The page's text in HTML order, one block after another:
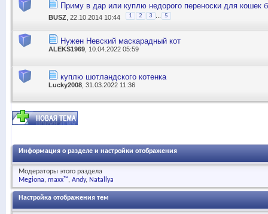
Приму в дар или куплю недорого переноски для кошек
BUSZ , 22.10.2014 10:44 1 2 3 5
Нужен Невский маскарадный кот
ALEKS1969, 10.04.2022 05:59
куплю шотландского котенка
Lucky2008 , 31.03.2022 11:36
Информация о разделе и настройки отображения
Модераторы этого раздела
Megiona maxx™ Andy Natallya
Настройка отображения тем